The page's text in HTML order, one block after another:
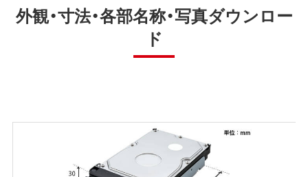
外観・寸法・各部名称・写真ダウンロー
ド